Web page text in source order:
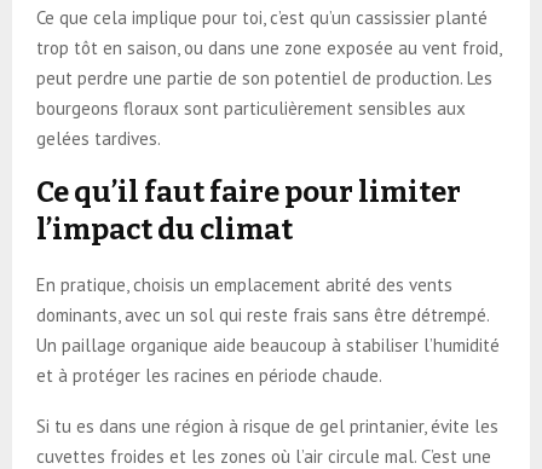
Ce que cela implique pour toi, c’est qu’un cassissier planté
trop tôt en saison, ou dans une zone exposée au vent froid,
peut perdre une partie de son potentiel de production. Les
bourgeons floraux sont particulièrement sensibles aux
gelées tardives.
Ce qu’il faut faire pour limiter
l’impact du climat
En pratique, choisis un emplacement abrité des vents
dominants, avec un sol qui reste frais sans être détrempé.
Un paillage organique aide beaucoup à stabiliser l’humidité
et à protéger les racines en période chaude.
Si tu es dans une région à risque de gel printanier, évite les
cuvettes froides et les zones où l’air circule mal. C’est une